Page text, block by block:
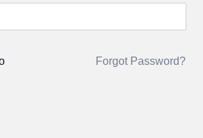
Forgot Password?